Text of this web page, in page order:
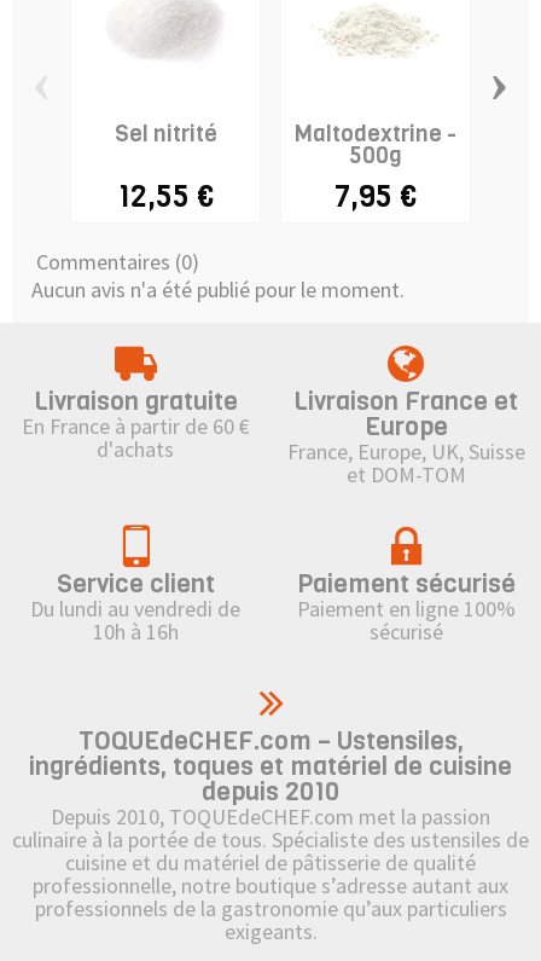
Sel nitrité
12,55 €
Maltodextrine -
500g
7,95 €
›
Commentaires (0)
Aucun avis n'a été publié pour le moment.
Livraison gratuite
En France à partir de 60 €
d'achats
Livraison France et
Europe
France, Europe, UK, Suisse
et DOM-TOM
Service client
Du lundi au vendredi de
10h à 16h
Paiement sécurisé
Paiement en ligne 100%
sécurisé
TOQUEdeCHEF.com – Ustensiles,
ingrédients, toques et matériel de cuisine
depuis 2010
Depuis 2010, TOQUEdeCHEF.com met la passion
culinaire à la portée de tous. Spécialiste des ustensiles de
cuisine et du matériel de pâtisserie de qualité
professionnelle, notre boutique s’adresse autant aux
professionnels de la gastronomie qu’aux particuliers
exigeants.